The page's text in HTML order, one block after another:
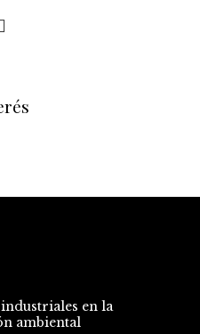
en la
ambiental